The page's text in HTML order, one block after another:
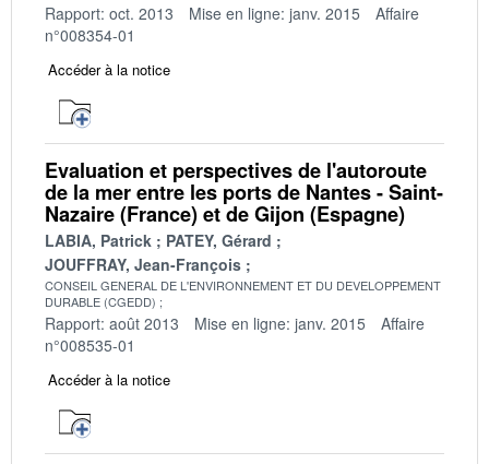
Rapport: oct. 2013 Mise en ligne: janv. 2015
Affaire
n°008354-01
Accéder à la notice
Evaluation et perspectives de l'autoroute
de la mer entre les ports de Nantes - Saint-
Nazaire (France) et de Gijon (Espagne)
LABIA, Patrick
PATEY, Gérard
JOUFFRAY, Jean-François
CONSEIL GENERAL DE L'ENVIRONNEMENT ET DU DEVELOPPEMENT
DURABLE (CGEDD)
Rapport: août 2013 Mise en ligne: janv. 2015
Affaire
n°008535-01
Accéder à la notice